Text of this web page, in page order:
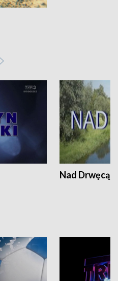
Nad Drwęcą